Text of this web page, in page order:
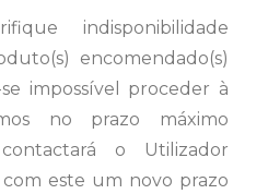
indisponibilidade
encomendado(s)
impossível proceder à
no prazo máximo
o Utilizador
este um novo prazo